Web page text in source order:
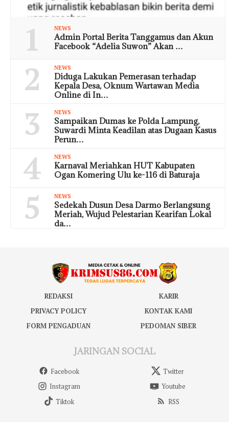
1 NEWS
Admin Portal Berita Tanggamus dan Akun
Facebook “Adelia Suwon” Akan …
2 NEWS
Diduga Lakukan Pemerasan terhadap
Kepala Desa, Oknum Wartawan Media
Online di In…
3 NEWS
Sampaikan Dumas ke Polda Lampung,
Suwardi Minta Keadilan atas Dugaan Kasus
Perun…
4 NEWS
Karnaval Meriahkan HUT Kabupaten
Ogan Komering Ulu ke-116 di Baturaja
5 NEWS
Sedekah Dusun Desa Darmo Berlangsung
Meriah, Wujud Pelestarian Kearifan Lokal
da…
REDAKSI
KARIR
PRIVACY POLICY
KONTAK KAMI
FORM PENGADUAN
PEDOMAN SIBER
JARINGAN SOCIAL
Facebook
Twitter
Instagram
Youtube
Tiktok
RSS